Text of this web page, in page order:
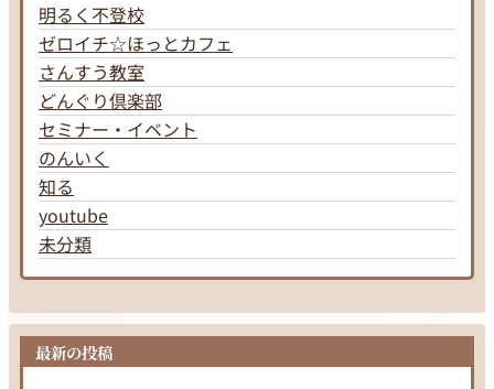
明るく不登校
ゼロイチ☆ほっとカフェ
さんすう教室
どんぐり倶楽部
セミナー・イベント
のんいく
知る
youtube
未分類
最新の投稿